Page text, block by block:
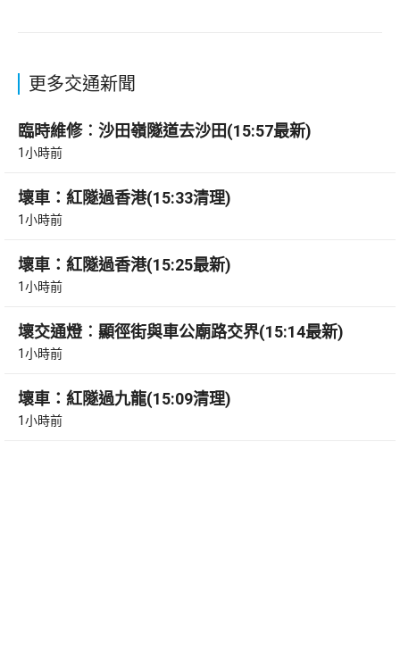
更多交通新聞
臨時維修︰沙田嶺隧道去沙田(15:57最新)
1小時前
壞車：紅隧過香港(15:33清理)
1小時前
壞車：紅隧過香港(15:25最新)
1小時前
壞交通燈︰顯徑街與車公廟路交界(15:14最新)
1小時前
壞車：紅隧過九龍(15:09清理)
1小時前